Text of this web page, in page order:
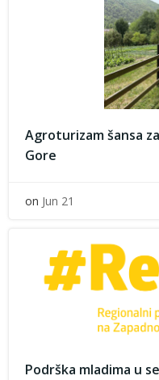
Agroturizam šansa
Gore
on Jun 21
Podrška mladima u